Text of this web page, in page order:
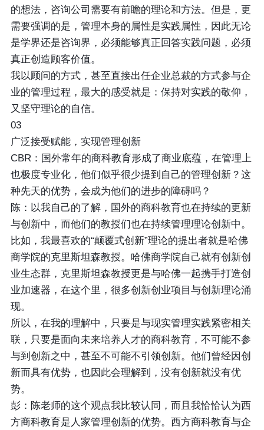
的想法，咨询公司需要有前瞻的理论和方法。但是，更
需要强调的是，管理本身的属性是实践属性，因此无论
是学界还是咨询界，必须能够真正回答实践问题，必须
真正创造顾客价值。
我以顾问的方式，甚至直接出任企业总裁的方式参与企
业的管理过程，最大的感受就是：保持对实践的敬仰，
又坚守理论的自信。
03
广泛接受赋能，实现管理创新
CBR：国外常年的商科教育形成了商业底蕴，在管理上
也极度专业化，他们似乎很少提到自己的管理创新？这
种先天的优势，会成为他们的进步的障碍吗？
陈：以我自己的了解，国外的商科教育也在持续的更新
与创新中，而他们的教授们也在持续管理理论创新中。
比如，我最喜欢的“颠覆式创新”理论的提出者就是哈佛
商学院的克里斯坦森教授。哈佛商学院自己就有创新创
业生态群，克里斯坦森教授更是与哈佛一起携手打造创
业加速器，在这个里，很多创新创业项目与创新理论涌
现。
所以，在我的理解中，只要是与现实管理实践紧密相关
联，只要是面向未来培养人才的商科教育，不可能不参
与到创新之中，甚至不可能不引领创新。他们曾经因创
新而具有优势，也因此会理解到，没有创新就没有优
势。
彭：陈老师的这个观点我比较认同，而且我恰恰认为西
方商科教育是人家管理创新的优势。西方商科教育与企